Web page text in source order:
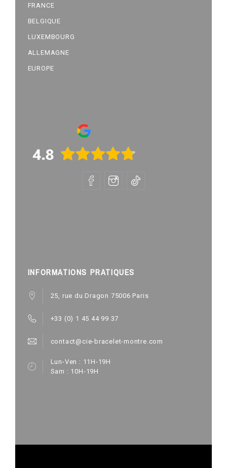
FRANCE
BELGIQUE
LUXEMBOURG
ALLEMAGNE
EUROPE
INFORMATIONS PRATIQUES
25, rue du Dragon 75006 Paris
+33 (0) 1 45 44 99 37
contact@cie-bracelet-montre.com
Lun-Ven : 11H-19H
Sam : 10H-19H